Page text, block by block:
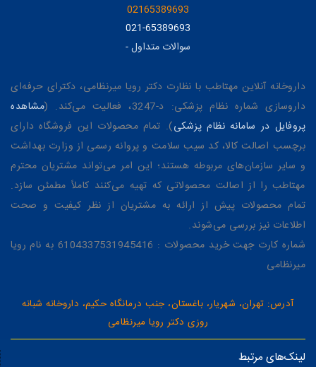
02165389693
021-65389693
سوالات متداول-
داروخانه آنلاین مهتاطب با نظارت دکتر رویا میرنظامی، دکترای حرفه‌ای
داروسازی شماره نظام پزشکی: د-3247، فعالیت می‌کند. (
مشاهده
پروفایل در سامانه نظام پزشکی). تمام محصولات این فروشگاه دارای
برچسب اصالت کالا، کد سیب سلامت و پروانه رسمی از وزارت بهداشت
و سایر سازمان‌های مربوطه هستند؛ این امر می‌تواند مشتریان محترم
مهتاطب را از اصالت محصولاتی که تهیه می‌کنند کاملاً مطمئن سازد.
تمام محصولات پیش از ارائه به مشتریان از نظر کیفیت و صحت
اطلاعات نیز بررسی می‌شوند.
شماره کارت جهت خرید محصولات : 6104337531945416 به نام رویا
میرنظامی
آدرس: تهران، شهریار، باغستان، جنب درمانگاه حکیم، داروخانه شبانه
روزی دکتر رویا میرنظامی
لینک‌های مرتبط